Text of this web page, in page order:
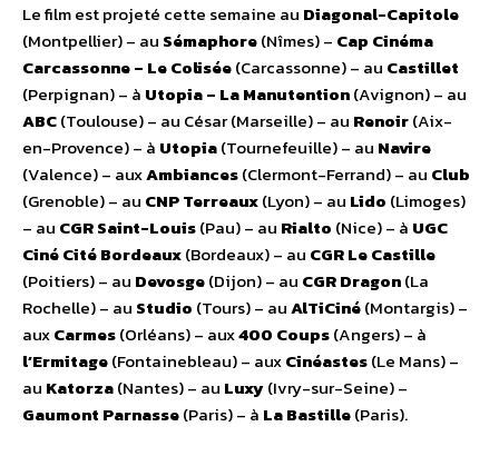
Le film est projeté cette semaine au Diagonal-Capitole
(Montpellier) – au Sémaphore(Nîmes) – Cap Cinéma
Carcassonne – Le Colisée(Carcassonne) – au Castillet
(Perpignan) – à Utopia – La Manutention(Avignon) – au
ABC(Toulouse) – au César (Marseille) – au Renoir(Aix-
en-Provence) – à Utopia(Tournefeuille) – au Navire
(Valence) – auxAmbiances(Clermont-Ferrand) – au Club
(Grenoble) – au CNP Terreaux(Lyon) – au Lido (Limoges)
– au CGR Saint-Louis(Pau) – au Rialto (Nice) – à UGC
Ciné Cité Bordeaux(Bordeaux) – au CGR Le Castille
(Poitiers) – au Devosge(Dijon) – au CGR Dragon(La
Rochelle) – au Studio (Tours) – auAlTiCiné(Montargis) –
auxCarmes(Orléans) – aux400 Coups(Angers) – à
l’Ermitage(Fontainebleau) – auxCinéastes(Le Mans) –
au Katorza(Nantes) – au Luxy(Ivry-sur-Seine) –
Gaumont Parnasse(Paris) – à La Bastille(Paris).